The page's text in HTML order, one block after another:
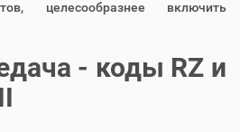
целесообразнее включить
- коды RZ и